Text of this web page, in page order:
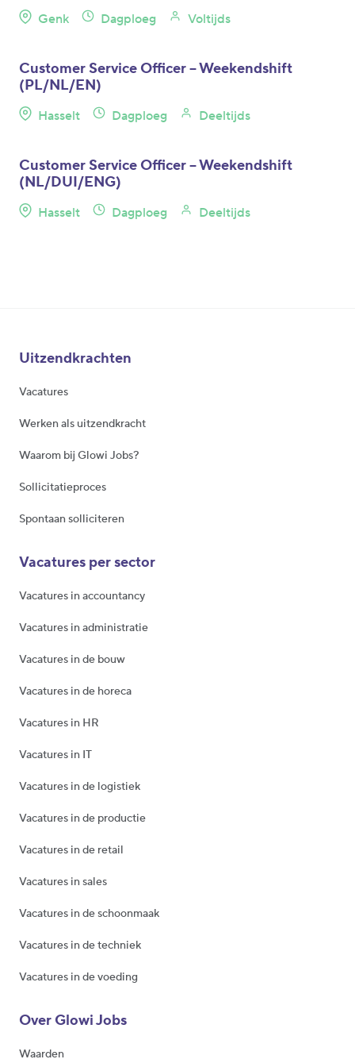
Genk Dagploeg Voltijds
Customer Service Officer – Weekendshift
(PL/NL/EN)
Hasselt Dagploeg Deeltijds
Customer Service Officer – Weekendshift
(NL/DUI/ENG)
Hasselt Dagploeg Deeltijds
Uitzendkrachten
Vacatures
Werken als uitzendkracht
Waarom bij Glowi Jobs?
Sollicitatieproces
Spontaan solliciteren
Vacatures per sector
Vacatures in accountancy
Vacatures in administratie
Vacatures in de bouw
Vacatures in de horeca
Vacatures in HR
Vacatures in IT
Vacatures in de logistiek
Vacatures in de productie
Vacatures in de retail
Vacatures in sales
Vacatures in de schoonmaak
Vacatures in de techniek
Vacatures in de voeding
Over Glowi Jobs
Waarden